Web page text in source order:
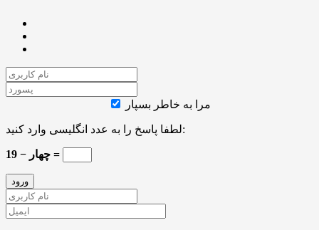
مرا به خاطر بسپار
لطفا پاسخ را به عدد انگلیسی وارد کنید:
19 − چهار =